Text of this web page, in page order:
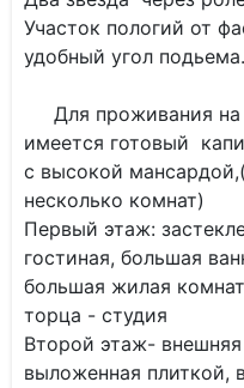
Участок пологий от
удобный угол подьема.
Для проживания на
имеется готовый
с высокой
несколько комнат)
Первый этаж:
гостиная, большая
большая жилая
торца - студия
Второй этаж-
выложенная плиткой,